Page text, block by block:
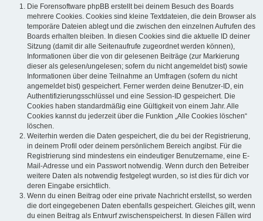
Die Forensoftware phpBB erstellt bei deinem Besuch des Boards
mehrere Cookies. Cookies sind kleine Textdateien, die dein Browser als
temporäre Dateien ablegt und die zwischen den einzelnen Aufrufen des
Boards erhalten bleiben. In diesen Cookies sind die aktuelle ID deiner
Sitzung (damit dir alle Seitenaufrufe zugeordnet werden können),
Informationen über die von dir gelesenen Beiträge (zur Markierung
dieser als gelesen/ungelesen; sofern du nicht angemeldet bist) sowie
Informationen über deine Teilnahme an Umfragen (sofern du nicht
angemeldet bist) gespeichert. Ferner werden deine Benutzer-ID, ein
Authentifizierungsschlüssel und eine Session-ID gespeichert. Die
Cookies haben standardmäßig eine Gültigkeit von einem Jahr. Alle
Cookies kannst du jederzeit über die Funktion „Alle Cookies löschen“
löschen.
Weiterhin werden die Daten gespeichert, die du bei der Registrierung,
in deinem Profil oder deinem persönlichem Bereich angibst. Für die
Registrierung sind mindestens ein eindeutiger Benutzername, eine E-
Mail-Adresse und ein Passwort notwendig. Wenn durch den Betreiber
weitere Daten als notwendig festgelegt wurden, so ist dies für dich vor
deren Eingabe ersichtlich.
Wenn du einen Beitrag oder eine private Nachricht erstellst, so werden
die dort eingegebenen Daten ebenfalls gespeichert. Gleiches gilt, wenn
du einen Beitrag als Entwurf zwischenspeicherst. In diesen Fällen wird